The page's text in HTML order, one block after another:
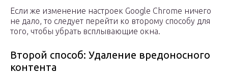
Если же изменение настроек Google Chrome ничего
не дало, то следует перейти ко второму способу для
того, чтобы убрать всплывающие окна.
Второй способ: Удаление вредоносного
контента